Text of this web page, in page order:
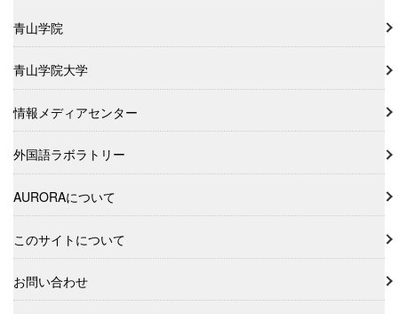
青山学院
青山学院大学
情報メディアセンター
外国語ラボラトリー
AURORAについて
このサイトについて
お問い合わせ